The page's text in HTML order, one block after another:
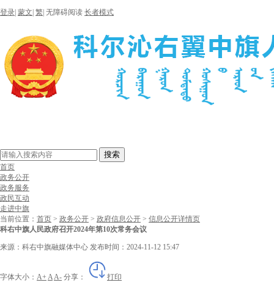
登录 蒙文 繁 无障碍阅读 长者模式
搜索
首页
政务公开
政务服务
政民互动
走进中旗
当前位置： 首页 > 政务公开 > 政府信息公开 > 信息公开详情页
科右中旗人民政府召开2024年第10次常务会议
来源：科右中旗融媒体中心 发布时间：2024-11-12 15:47
字体大小： A+ AA- 分享： 打印